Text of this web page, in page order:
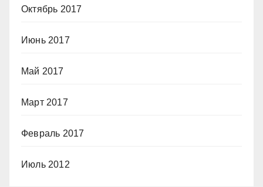
Октябрь 2017
Июнь 2017
Май 2017
Март 2017
Февраль 2017
Июль 2012